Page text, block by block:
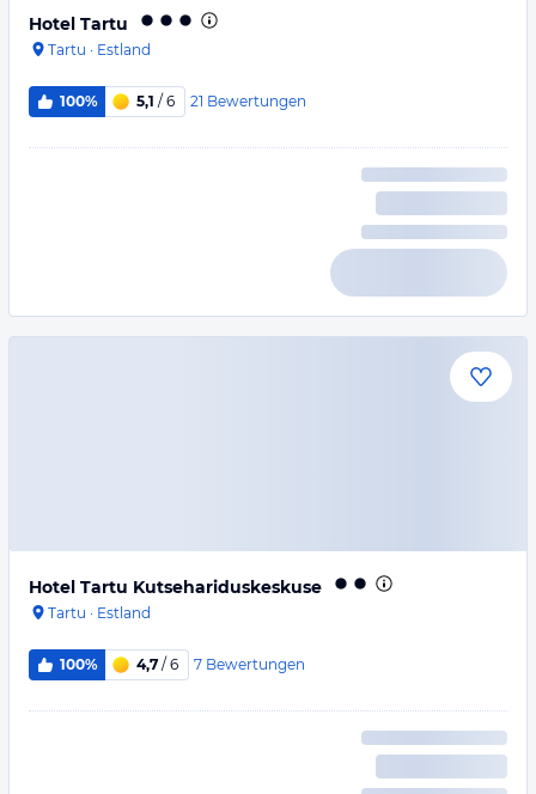
Hotel Tartu
Tartu · Estland
100% 5,1 / 6 21 Bewertungen
Hotel Tartu Kutsehariduskeskuse
Tartu · Estland
100% 4,7 / 6 7 Bewertungen